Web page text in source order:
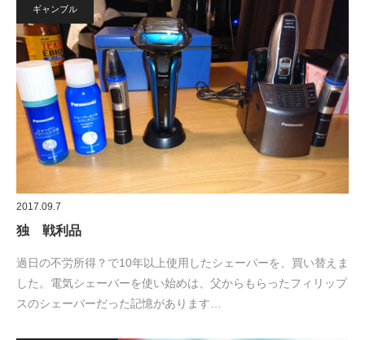
ギャンブル
2017.09.7
独 戦利品
過日の不労所得？で10年以上使用したシェーバーを、買い替えま
した。電気シェーバーを使い始めは、父からもらったフィリップ
スのシェーバーだった記憶があります…